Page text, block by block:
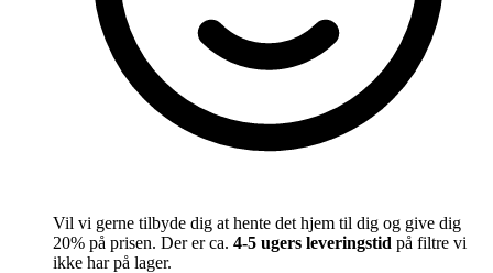
Vil vi gerne tilbyde dig at hente det hjem til dig og give dig
20% på prisen. Der er ca. 4-5 ugers leveringstid på filtre vi
ikke har på lager.